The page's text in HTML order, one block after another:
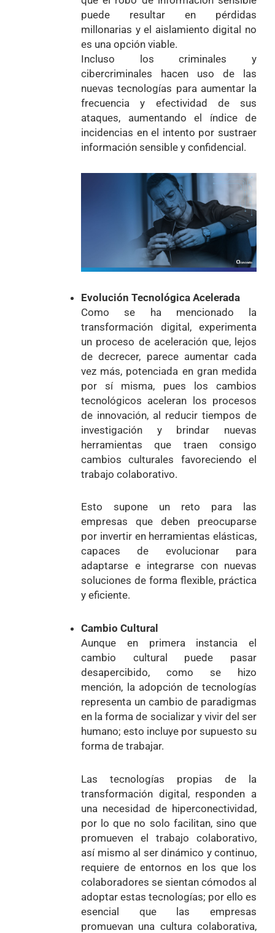
puede resultar en pérdidas
millonarias y el aislamiento digital no
es una opción viable.
Incluso los criminales y
cibercriminales hacen uso de las
nuevas tecnologías para aumentar la
frecuencia y efectividad de sus
ataques, aumentando el índice de
incidencias en el intento por sustraer
información sensible y confidencial.
Evolución Tecnológica Acelerada
Como se ha mencionado la
transformación digital, experimenta
un proceso de aceleración que, lejos
de decrecer, parece aumentar cada
vez más, potenciada en gran medida
por sí misma, pues los cambios
tecnológicos aceleran los procesos
de innovación, al reducir tiempos de
investigación y brindar nuevas
herramientas que traen consigo
cambios culturales favoreciendo el
trabajo colaborativo.
Esto supone un reto para las
empresas que deben preocuparse
por invertir en herramientas elásticas,
capaces de evolucionar para
adaptarse e integrarse con nuevas
soluciones de forma flexible, práctica
y eficiente.
Cambio Cultural
Aunque en primera instancia el
cambio cultural puede pasar
desapercibido, como se hizo
mención, la adopción de tecnologías
representa un cambio de paradigmas
en la forma de socializar y vivir del ser
humano; esto incluye por supuesto su
forma de trabajar.
Las tecnologías propias de la
transformación digital, responden a
una necesidad de hiperconectividad,
por lo que no solo facilitan, sino que
promueven el trabajo colaborativo,
así mismo al ser dinámico y continuo,
requiere de entornos en los que los
colaboradores se sientan cómodos al
adoptar estas tecnologías; por ello es
esencial que las empresas
promuevan una cultura colaborativa,